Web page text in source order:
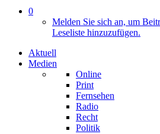
0
Melden Sie sich an, um
Leseliste hinzuzufügen.
Aktuell
Medien
Online
Print
Fernsehen
Radio
Recht
Politik